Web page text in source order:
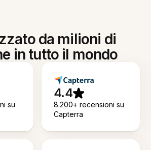
da milioni di
in tutto il mondo
su
4.4
8.200+ recensioni su
Capterra